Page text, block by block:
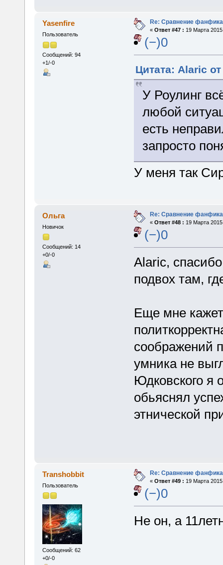
Yasenfire
Пользователь
Сообщений: 94
+1/-0
Re: Сравнение
« Ответ #47 : 19 Марта
(−)0
Цитата: Alaric
У Роулинг
любой
есть
запросто
У меня так
Ольга
Новичок
Сообщений: 14
+0/-0
Re: Сравнение
« Ответ #48 : 19 Марта
(−)0
Alaric,
подвох там,
Еще мне
соображений
умника не
Юдковского я
обьяснял
этнической
Transhobbit
Пользователь
Сообщений: 62
+0/-0
Re: Сравнение
« Ответ #49 : 19 Марта
(−)0
Не он, а